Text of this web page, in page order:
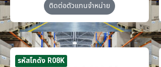
ติดต่อตัวแทนจำหน่าย
รหัสโกดัง R08K